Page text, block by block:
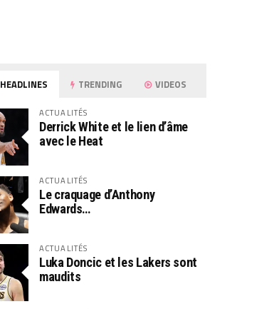
HEADLINES TRENDING VIDEOS
ACTUALITÉS
Derrick White et le lien d’âme
avec le Heat
ACTUALITÉS
Le craquage d’Anthony
Edwards…
ACTUALITÉS
Luka Doncic et les Lakers sont
maudits